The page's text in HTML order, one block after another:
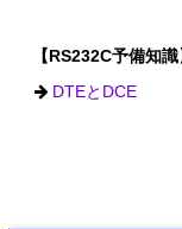
【RS232C予備知識
DTEとDCE